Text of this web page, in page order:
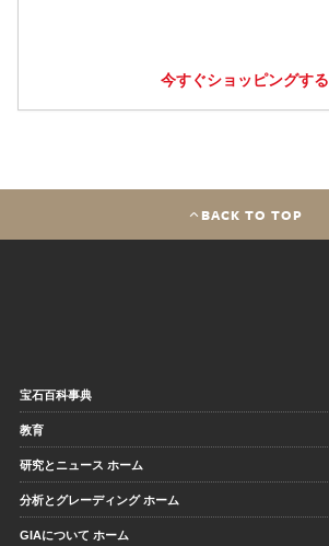
今すぐショッピングする
BACK TO TOP
宝石百科事典
教育
研究とニュース ホーム
分析とグレーディング ホーム
GIAについて ホーム